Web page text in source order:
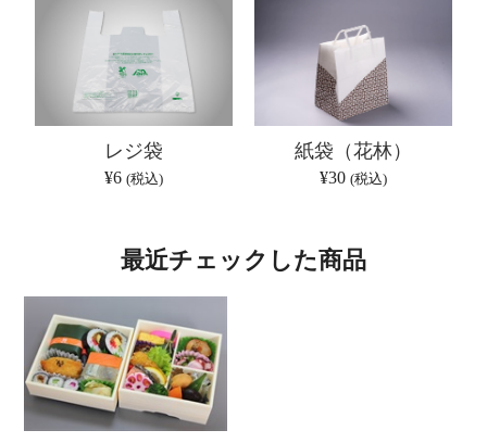
レジ袋
¥6(税込)
紙袋（花林）
¥30 (税込)
最近チェックした商品